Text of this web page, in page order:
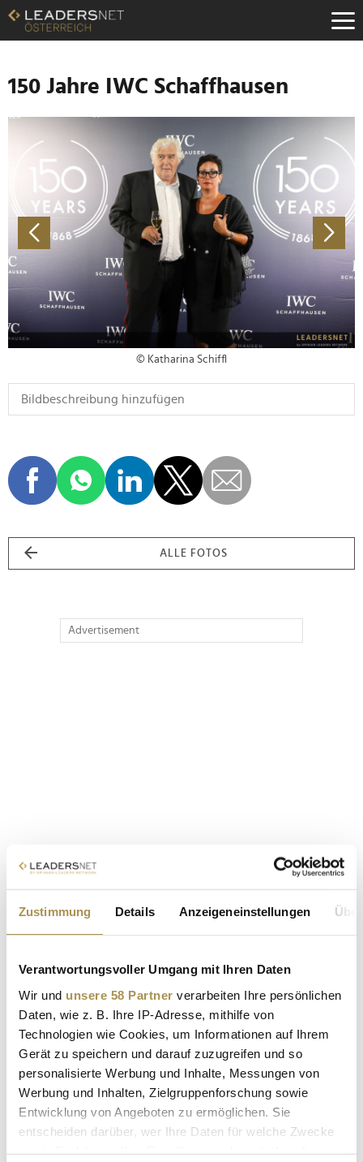
Zustimmung Details Anzeigeneinstellungen
Verantwortungsvoller Umgang mit Ihren Daten
Wir und unsere 58 Partner verarbeiten Ihre persönlichen
Daten, wie z. B. Ihre IP-Adresse, mithilfe von
Technologien wie Cookies, um Informationen auf Ihrem
Gerät zu speichern und darauf zuzugreifen und so
personalisierte Werbung und Inhalte, Messungen von
Werbung und Inhalten, Zielgruppenforschung sowie
Entwicklung von Angeboten zu ermöglichen. Sie
entscheiden darüber, wer Ihre Daten für welche Zwecke
Zum
Inhalt
Zur
Navigation
Zur
Hauptnavigation
150 Jahre IWC Schaffhausen
© Katharina Schiffl
ALLE FOTOS
Advertisement